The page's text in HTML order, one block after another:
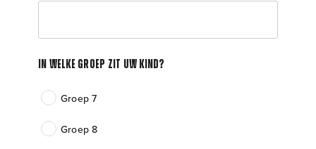
In welke groep zit uw kind?
Groep 7
Groep 8